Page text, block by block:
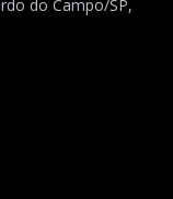
do Campo/SP,